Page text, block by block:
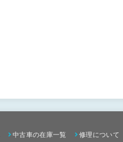
中古車の在庫一覧 修理について